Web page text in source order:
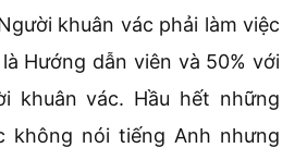
khuân vác phải làm việc
Hướng dẫn viên và 50% với
khuân vác. Hầu hết những
không nói tiếng Anh nhưng